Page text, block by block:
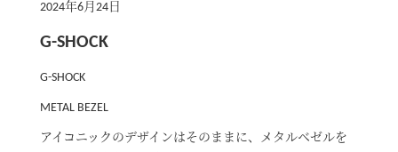
2024年6月24日
G-SHOCK
G-SHOCK
METAL BEZEL
アイコニックのデザインはそのままに、メタルベゼルを